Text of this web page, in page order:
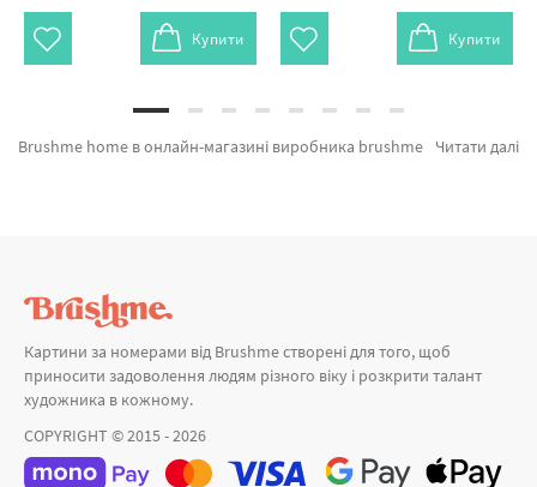
Купити Купити
Читати далі
Brushme home в онлайн-магазині виробника brushme.com.ua. На вітрині є можливість підібрати Постер з килимовою вишивкою "Форма природи" від провідного бренду Brushme який славиться оригінальністю. Будь-який товар з розділу «Головна» підтверджений довірою покупців та спеціалістів. Постер з ЛЕД підсвіткою "Рожева бульбашка", Аромаспрей "Трояндове сяйво" 100 мл и Постер з ЛЕД підсвіткою "Скульптура" а также широкий вибір товарів за відмінними цінами. Купуючи Амстердам та картина за номерами Італія миттєве відправлення в Ужгород або інші міста. Троянди та картини за номерами олень, оформляйте замовлення прямо зараз!
Картини за номерами від Brushme створені для того, щоб
приносити задоволення людям різного віку і розкрити талант
художника в кожному.
COPYRIGHT © 2015 - 2026